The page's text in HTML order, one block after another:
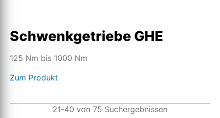
Schwenkgetriebe GHE
125 Nm bis 1000 Nm
Zum Produkt
21-40 von 75 Suchergebnissen